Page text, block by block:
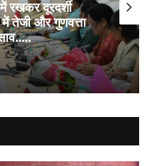
रखकर दूरदर्शी
में तेजी और गुणवत्ता